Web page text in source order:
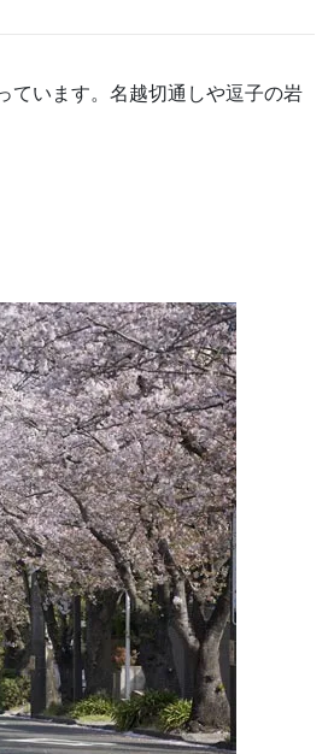
ています。名越切通しや逗子の岩